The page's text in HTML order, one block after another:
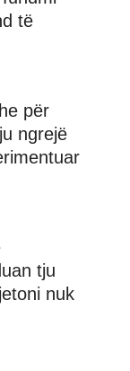
të
për
ngrejë
tju
nuk